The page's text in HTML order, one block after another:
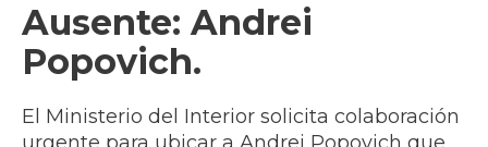
Ausente: Andrei
Popovich.
El Ministerio del Interior solicita colaboración